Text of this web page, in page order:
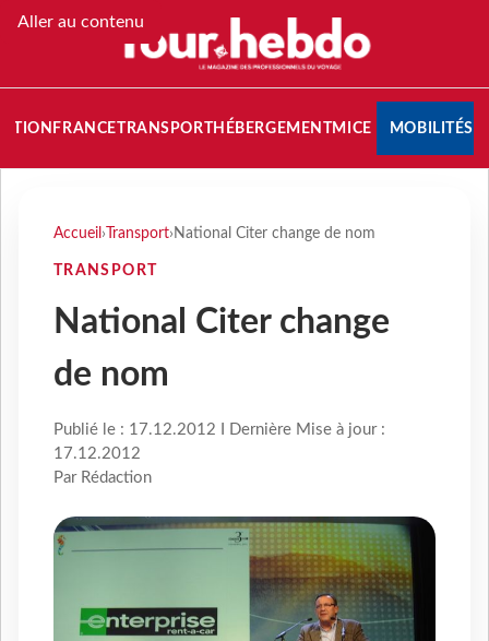
Aller au contenu
FRANCETRANSPORT HÉBERGEMENTMICE MOBILITÉS
Accueil › Transport› National Citer change de nom
TRANSPORT
National Citer change
de nom
Publié le : 17.12.2012 I Dernière Mise à jour :
17.12.2012
Par Rédaction